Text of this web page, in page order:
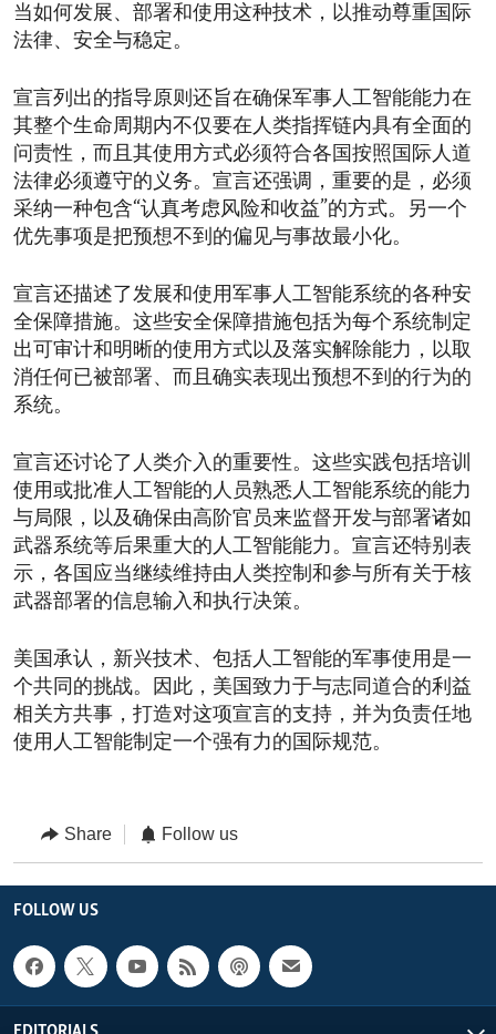
当如何发展、部署和使用这种技术，以推动尊重国际
法律、安全与稳定。
宣言列出的指导原则还旨在确保军事人工智能能力在
其整个生命周期内不仅要在人类指挥链内具有全面的
问责性，而且其使用方式必须符合各国按照国际人道
法律必须遵守的义务。宣言还强调，重要的是，必须
采纳一种包含“认真考虑风险和收益”的方式。另一个
优先事项是把预想不到的偏见与事故最小化。
宣言还描述了发展和使用军事人工智能系统的各种安
全保障措施。这些安全保障措施包括为每个系统制定
出可审计和明晰的使用方式以及落实解除能力，以取
消任何已被部署、而且确实表现出预想不到的行为的
系统。
宣言还讨论了人类介入的重要性。这些实践包括培训
使用或批准人工智能的人员熟悉人工智能系统的能力
与局限，以及确保由高阶官员来监督开发与部署诸如
武器系统等后果重大的人工智能能力。宣言还特别表
示，各国应当继续维持由人类控制和参与所有关于核
武器部署的信息输入和执行决策。
美国承认，新兴技术、包括人工智能的军事使用是一
个共同的挑战。因此，美国致力于与志同道合的利益
相关方共事，打造对这项宣言的支持，并为负责任地
使用人工智能制定一个强有力的国际规范。
Share Follow us
FOLLOW US